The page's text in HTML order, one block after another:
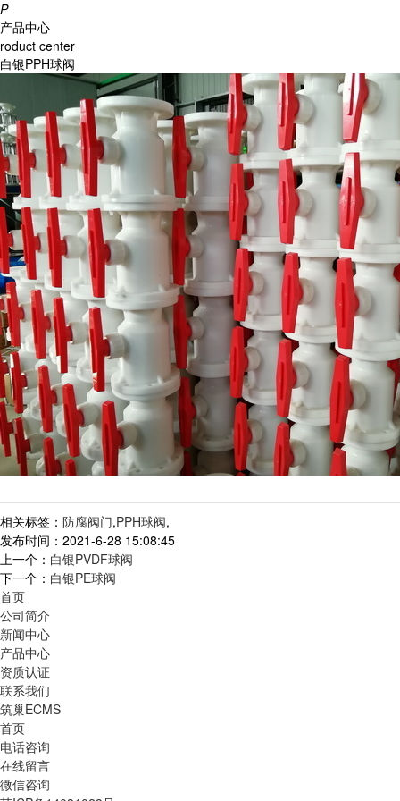
P
产品中心
roduct center
白银PPH球阀
相关标签： 防腐阀门,PPH球阀,
发布时间：2021-6-28 15:08:45
上一个： 白银PVDF球阀
下一个： 白银PE球阀
首页
公司简介
新闻中心
产品中心
资质认证
联系我们
筑巢ECMS
首页
电话咨询
在线留言
微信咨询